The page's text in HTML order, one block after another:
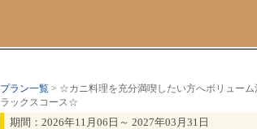
プラン一覧 > ☆カニ料理を充分満喫したい方へボリュー
ラックスコース☆
期間：2026年11月06日～ 2027年03月31日